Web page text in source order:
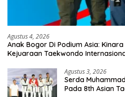
Agustus 4, 2026
Anak Bogor Di Podium Asia:
Kejuaraan Taekwondo
Agustus 3, 2026
Serda
Pada 8th Asian